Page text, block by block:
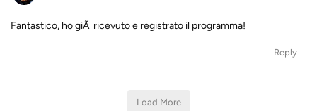
Fantastico, ho giÃ ricevuto e registrato il programma!
Reply
Load More